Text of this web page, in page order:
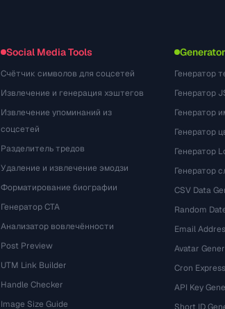
Social Media Tools
Счётчик символов для соцсетей
Извлечение и генерация хэштегов
Извлечение упоминаний из
соцсетей
Разделитель тредов
Удаление и извлечение эмодзи
Форматирование биографии
Генератор CTA
Анализатор вовлечённости
Post Preview
UTM Link Builder
Handle Checker
Image Size Guide
Генератор
Генератор
Генератор
Генератор
Генератор
Генератор
CSV Data
Random
Email
Avatar
Cron
API Key